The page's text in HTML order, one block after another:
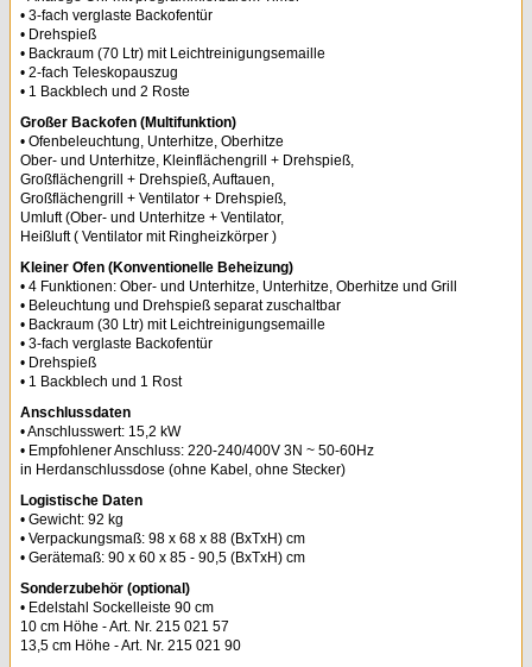
• 3-fach verglaste Backofentür
• Drehspieß
• Backraum (70 Ltr) mit Leichtreinigungsemaille
• 2-fach Teleskopauszug
• 1 Backblech und 2 Roste
Großer Backofen (Multifunktion)
• Ofenbeleuchtung, Unterhitze, Oberhitze
Ober- und Unterhitze, Kleinflächengrill + Drehspieß,
Großflächengrill + Drehspieß, Auftauen,
Großflächengrill + Ventilator + Drehspieß,
Umluft (Ober- und Unterhitze + Ventilator,
Heißluft ( Ventilator mit Ringheizkörper )
Kleiner Ofen (Konventionelle Beheizung)
• 4 Funktionen: Ober- und Unterhitze, Unterhitze, Oberhitze und Grill
• Beleuchtung und Drehspieß separat zuschaltbar
• Backraum (30 Ltr) mit Leichtreinigungsemaille
• 3-fach verglaste Backofentür
• Drehspieß
• 1 Backblech und 1 Rost
Anschlussdaten
• Anschlusswert: 15,2 kW
• Empfohlener Anschluss: 220-240/400V 3N ~ 50-60Hz
in Herdanschlussdose (ohne Kabel, ohne Stecker)
Logistische Daten
• Gewicht: 92 kg
• Verpackungsmaß: 98 x 68 x 88 (BxTxH) cm
• Gerätemaß: 90 x 60 x 85 - 90,5 (BxTxH) cm
Sonderzubehör (optional)
• Edelstahl Sockelleiste 90 cm
10 cm Höhe - Art. Nr. 215 021 57
13,5 cm Höhe - Art. Nr. 215 021 90